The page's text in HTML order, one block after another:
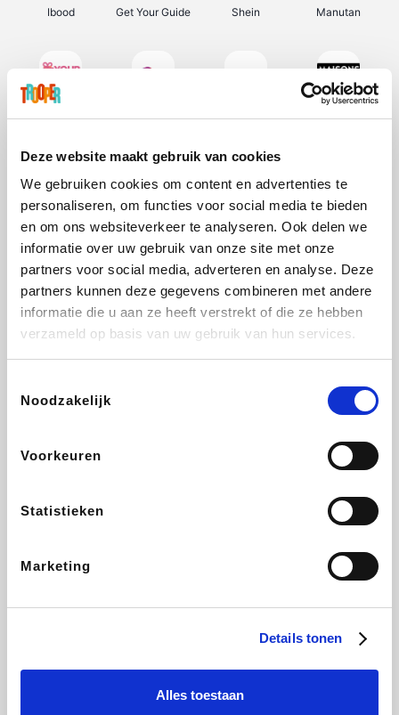
Deze website maakt gebruik van cookies
We gebruiken cookies om content en advertenties te
personaliseren, om functies voor social media te bieden
en om ons websiteverkeer te analyseren. Ook delen we
informatie over uw gebruik van onze site met onze
partners voor social media, adverteren en analyse. Deze
partners kunnen deze gegevens combineren met andere
informatie die u aan ze heeft verstrekt of die ze hebben
verzameld op basis van uw gebruik van hun services.
Noodzakelijk
Voorkeuren
Statistieken
Marketing
Details tonen
Alles toestaan
Ibood Get Your Guide Shein Manutan
Sarenza Interhome Schiesser Bolt Energie
DeubaXXL
Ekoi About You